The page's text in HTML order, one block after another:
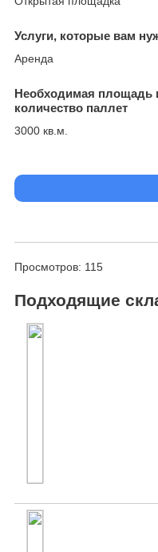
Услуги, которые вам
Аренда
Необходимая площадь
количество паллет
3000 кв.м.
Просмотров: 115
Подходящие